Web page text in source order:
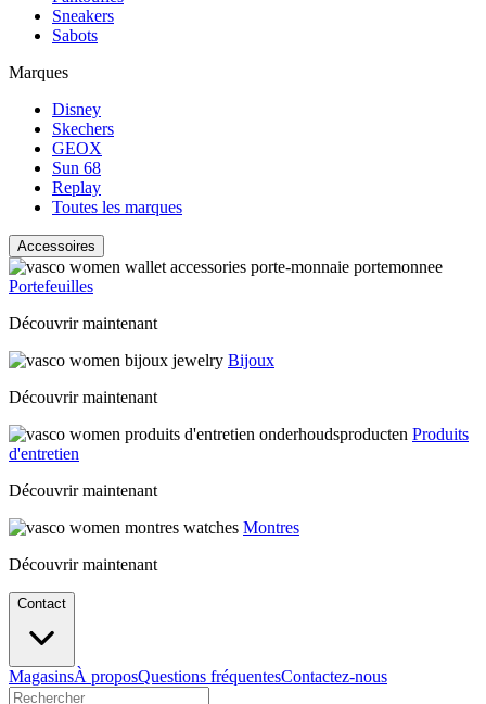
Sneakers
Sabots
Marques
Disney
Skechers
GEOX
Sun 68
Replay
Toutes les marques
Accessoires
Portefeuilles
Découvrir maintenant
Bijoux
Découvrir maintenant
Produits
d'entretien
Découvrir maintenant
Montres
Découvrir maintenant
Contact
MagasinsÀ proposQuestions fréquentesContactez-nous